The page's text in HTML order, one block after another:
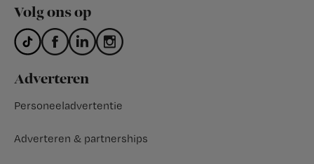
Volg ons op
Adverteren
Personeeladvertentie
Adverteren & partnerships